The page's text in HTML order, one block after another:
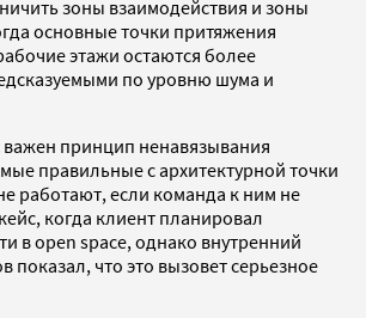
зоны взаимодействия и зоны
основные точки притяжения
этажи остаются более
по уровню шума и
принцип ненавязывания
правильные с архитектурной точки
работают, если команда к ним не
когда клиент планировал
в open space, однако внутренний
показал, что это вызовет серьезное